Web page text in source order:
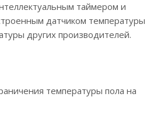
таймером и
датчиком температуры
других производителей.
температуры пола на
прогнозом времени включения и